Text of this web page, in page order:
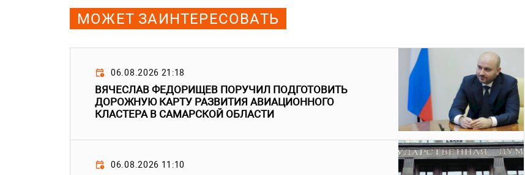
МОЖЕТ ЗАИНТЕРЕСОВАТЬ
06.08.2026 21:18
ВЯЧЕСЛАВ ФЕДОРИЩЕВ ПОРУЧИЛ ПОДГОТОВИТЬ
ДОРОЖНУЮ КАРТУ РАЗВИТИЯ АВИАЦИОННОГО
КЛАСТЕРА В САМАРСКОЙ ОБЛАСТИ
06.08.2026 11:10